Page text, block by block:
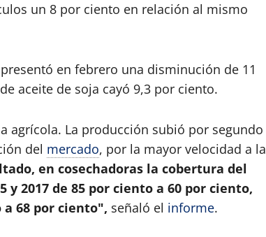
un 8 por ciento en relación al mismo
presentó en febrero una disminución de 11
aceite de soja cayó 9,3 por ciento.
agrícola. La producción subió por segundo
del mercado, por la mayor velocidad a la
en cosechadoras la cobertura del
y 2017 de 85 por ciento a 60 por ciento,
68 por ciento", señaló el informe.